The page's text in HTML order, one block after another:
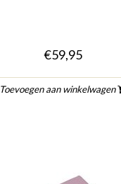
€59,95
Toevoegen aan winkelwagen